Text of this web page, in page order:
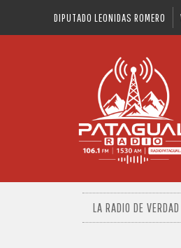
DIPUTADO LEONIDAS ROMERO
LA RADIO DE VERDAD